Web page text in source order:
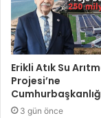
Erikli Atık Su
Projesi’ne
3 gün önce